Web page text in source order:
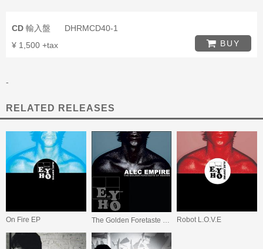
CD 輸入盤
DHRMCD40-1
¥ 1,500 +tax
BUY
-
RELATED RELEASES
On Fire EP The Golden Foretaste Of Heaven Robot L.O.V.E